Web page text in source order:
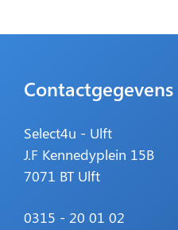
Contactgegevens
Select4u - Ulft
J.F Kennedyplein 15B
7071 BT Ulft
0315 - 20 01 02